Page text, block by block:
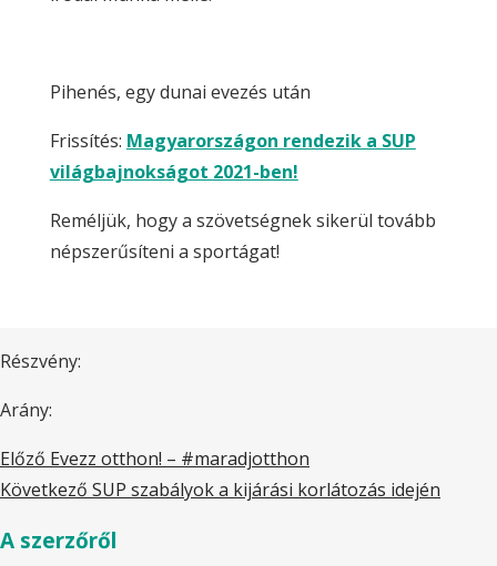
Pihenés, egy dunai evezés után
Frissítés: Magyarországon rendezik a SUP
világbajnokságot 2021-ben!
Reméljük, hogy a szövetségnek sikerül tovább
népszerűsíteni a sportágat!
Részvény:
Arány:
Előző Evezz otthon! – #maradjotthon
Következő SUP szabályok a kijárási korlátozás idején
A szerzőről